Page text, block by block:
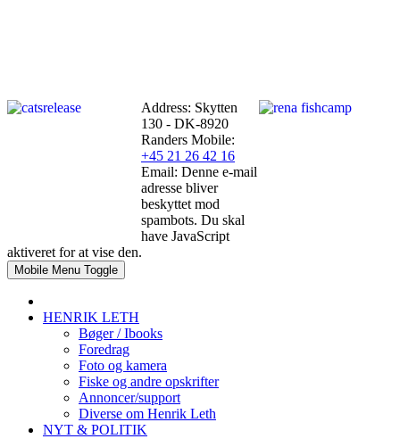
Address: Skytten
130 - DK-8920
Randers Mobile:
+45 21 26 42 16
Email: Denne e-mail
adresse bliver
beskyttet mod
spambots. Du skal
have JavaScript
aktiveret for at vise den.
Mobile Menu Toggle
HENRIK LETH
Bøger / Ibooks
Foredrag
Foto og kamera
Fiske og andre opskrifter
Annoncer/support
Diverse om Henrik Leth
NYT & POLITIK